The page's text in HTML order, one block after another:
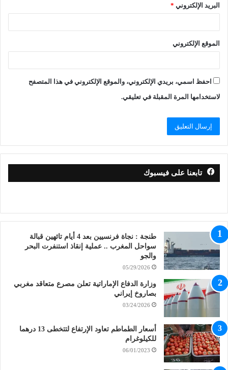
البريد الإلكتروني *
الموقع الإلكتروني
احفظ اسمي، بريدي الإلكتروني، والموقع الإلكتروني في هذا المتصفح
لاستخدامها المرة المقبلة في تعليقي.
تابعنا على فيسبوك
طنجة : نجاة فرنسيين بعد 4 أيام تائهين قبالة
سواحل المغرب .. عملية إنقاذ استنفرت البحر
والجو
05/29/2026
وزارة الدفاع الإماراتية تعلن مصرع متعاقد مغربي
بصاروخ إيراني
03/24/2026
أسعار الطماطم تعاود الإرتفاع لتتخطى 13 درهما
للكيلوغرام
06/01/2023